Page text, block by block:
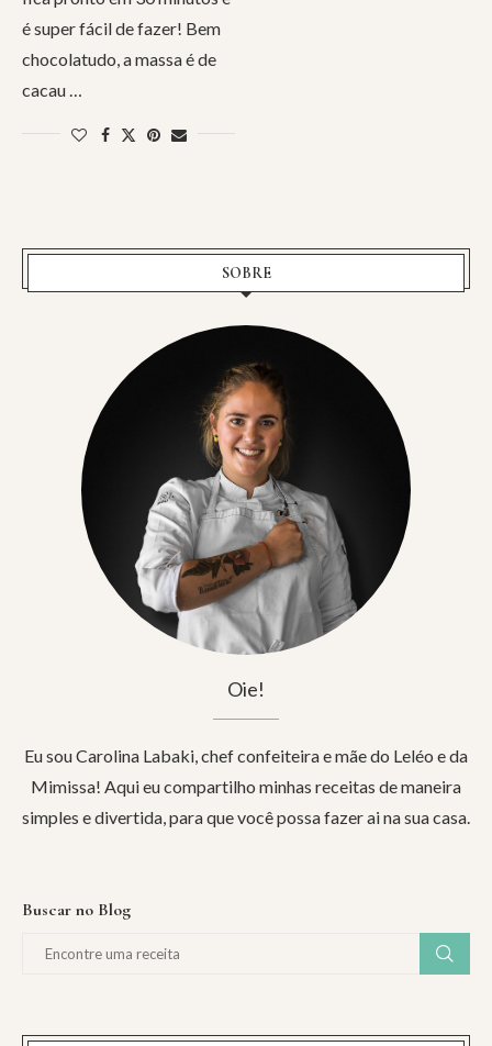
é super fácil de fazer! Bem
chocolatudo, a massa é de
cacau …
SOBRE
Oie!
Eu sou Carolina Labaki, chef confeiteira e mãe do Leléo e da
Mimissa! Aqui eu compartilho minhas receitas de maneira
simples e divertida, para que você possa fazer ai na sua casa.
Buscar no Blog